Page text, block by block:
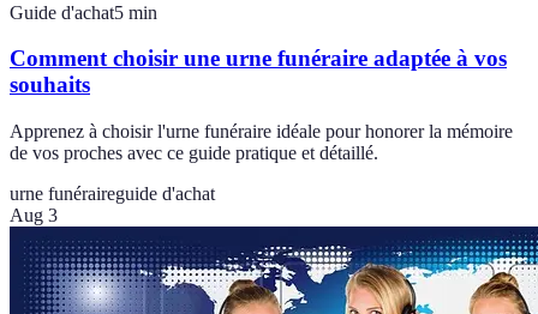
Guide d'achat5 min
Comment choisir une urne funéraire adaptée à vos
souhaits
Apprenez à choisir l'urne funéraire idéale pour honorer la mémoire
de vos proches avec ce guide pratique et détaillé.
urne funéraireguide d'achat
Aug 3